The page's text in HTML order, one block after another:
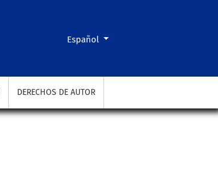
Cambiar el idioma. El actual es:
Español
DERECHOS DE AUTOR